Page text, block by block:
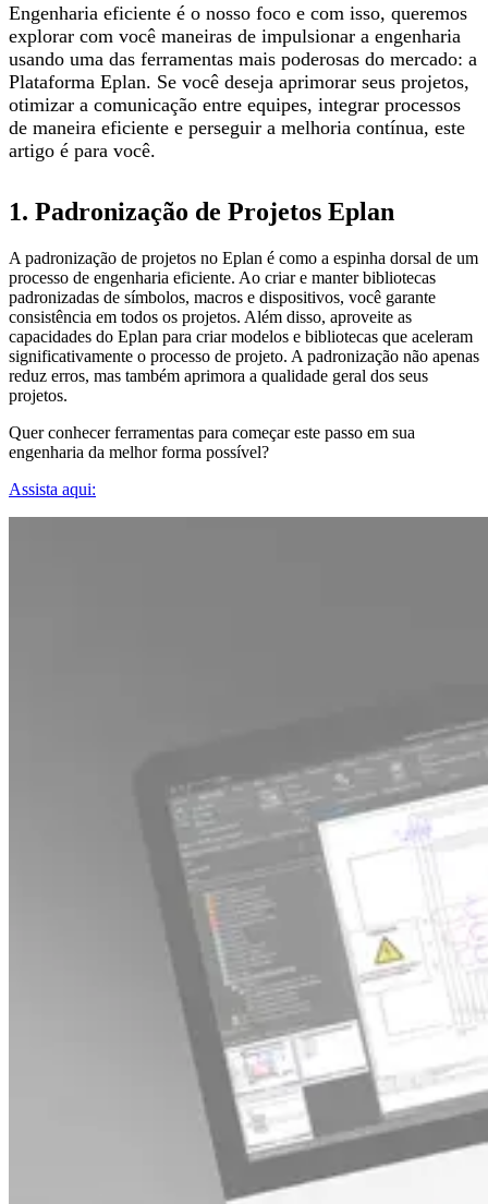
Engenharia eficiente é o nosso foco e com isso, queremos
explorar com você maneiras de impulsionar a engenharia
usando uma das ferramentas mais poderosas do mercado: a
Plataforma Eplan. Se você deseja aprimorar seus projetos,
otimizar a comunicação entre equipes, integrar processos
de maneira eficiente e perseguir a melhoria contínua, este
artigo é para você.
1. Padronização de Projetos Eplan
A padronização de projetos no Eplan é como a espinha dorsal de um
processo de engenharia eficiente. Ao criar e manter bibliotecas
padronizadas de símbolos, macros e dispositivos, você garante
consistência em todos os projetos. Além disso, aproveite as
capacidades do Eplan para criar modelos e bibliotecas que aceleram
significativamente o processo de projeto. A padronização não apenas
reduz erros, mas também aprimora a qualidade geral dos seus
projetos.
Quer conhecer ferramentas para começar este passo em sua
engenharia da melhor forma possível?
Assista aqui: